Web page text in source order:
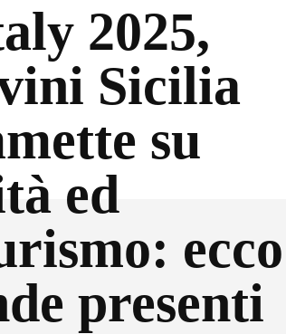
2025,
Sicilia
su
ed
presenti